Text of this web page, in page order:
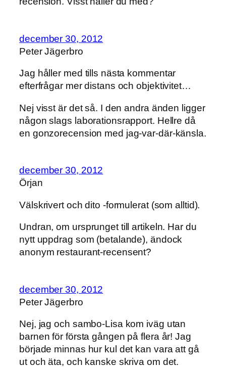
december 30, 2012
Peter Jägerbro
Jag håller med tills nästa kommentar
efterfrågar mer distans och objektivitet…
Nej visst är det så. I den andra änden ligger
någon slags laborationsrapport. Hellre då
en gonzorecension med jag-var-där-känsla.
december 30, 2012
Örjan
Välskrivert och dito -formulerat (som alltid).
Undran, om ursprunget till artikeln. Har du
nytt uppdrag som (betalande), ändock
anonym restaurant-recensent?
december 30, 2012
Peter Jägerbro
Nej, jag och sambo-Lisa kom iväg utan
barnen för första gången på flera år! Jag
började minnas hur kul det kan vara att gå
ut och äta, och kanske skriva om det.